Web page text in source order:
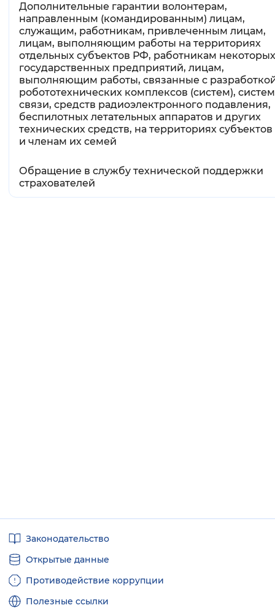
Дополнительные гарантии волонтерам,
направленным (командированным) лицам,
служащим, работникам, привлеченным лицам,
лицам, выполняющим работы на территориях
отдельных субъектов РФ, работникам некоторых
государственных предприятий, лицам,
выполняющим работы, связанные с
робототехнических комплексов (систем), систем
связи, средств радиоэлектронного подавления,
беспилотных летательных аппаратов и других
технических средств, на территориях
и членам их семей
Обращение в службу технической поддержки
страхователей
ссылкиЗаконодательство
Открытые данные
Противодействие коррупции
Полезные ссылки